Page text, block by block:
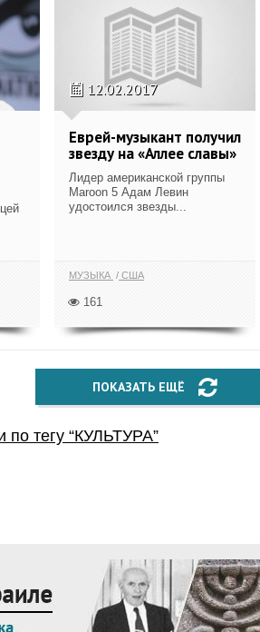
12.02.2017
Еврей-музыкант получил
звезду на «Аллее славы»
Лидер американской группы
Maroon 5 Адам Левин
удостоился звезды...
МУЗЫКА США
161
ПОКАЗАТЬ ЕЩЁ
по тегу “КУЛЬТУРА”